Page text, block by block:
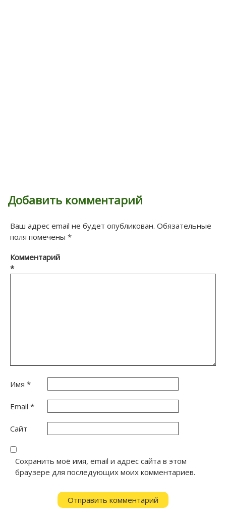
Добавить комментарий
Ваш адрес email не будет опубликован. Обязательные
поля помечены *
Комментарий
*
Имя *
Email *
Сайт
Сохранить моё имя, email и адрес сайта в этом
браузере для последующих моих комментариев.